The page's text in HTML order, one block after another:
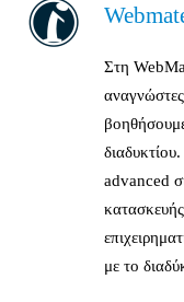
Στη
advanced
με το